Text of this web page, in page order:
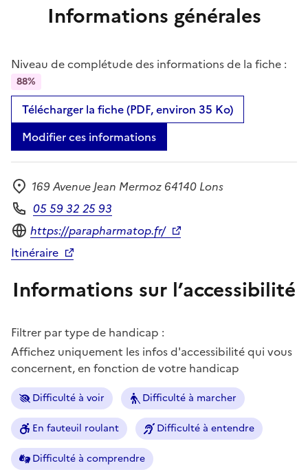
Informations générales
Niveau de complétude des informations de la fiche :
88%
Télécharger la fiche (PDF, environ 35 Ko)
Modifier ces informations
Adresse
169 Avenue Jean Mermoz 64140 Lons
Téléphone
05 59 32 25 93
Site internet
https://parapharmatop.fr/
Itinéraire
Informations sur l’accessibilité
Filtrer par type de handicap :
Affichez uniquement les infos d'accessibilité qui vous
concernent, en fonction de votre handicap
Difficulté à voir Difficulté à marcher
En fauteuil roulant Difficulté à entendre
Difficulté à comprendre